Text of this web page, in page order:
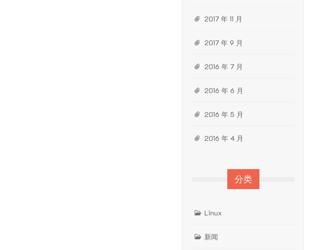
2017 年 11 月
2017 年 9 月
2016 年 7 月
2016 年 6 月
2016 年 5 月
2016 年 4 月
分类
Linux
新闻